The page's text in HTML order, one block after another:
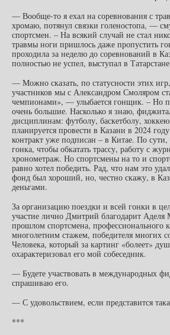
— Вообще-то я ехал на соревнования с
хромаю, потянул связки голеностопа, —
спортсмен. – На всякий случай не стал
травмы ноги пришлось даже пропустить
проходила за неделю до соревнований в
полностью не успел, выступал в
— Можно сказать, по статусности этих
участников мы с Александром Смоляром
чемпионами», — улыбается гонщик. – Но
очень большие. Насколько я знаю,
дисциплинам: футболу, баскетболу,
планируется провести в Казани в 2024
контракт уже подписан – в Китае. По сути,
гонка, чтобы обкатать трассу, работу с
хронометраж. Но спортсмены на то и
равно хотел победить. Рад, что нам это
фонд был хороший, но, честно скажу, в
деньгами.
За организацию поездки и всей гонки в
участие лично Дмитрий благодарит Аделя
прошлом спортсмена, профессионального
многолетним стажем, победителя многих
Человека, который за картинг «болеет»
охарактеризовал его мой собеседник.
— Будете участвовать в международных
спрашиваю его.
— С удовольствием, если представится
***